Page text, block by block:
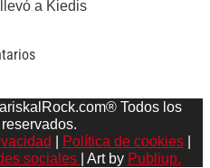
a Kiedis
Todos los
Política de cookies|
sociales
| Art by Publiup.